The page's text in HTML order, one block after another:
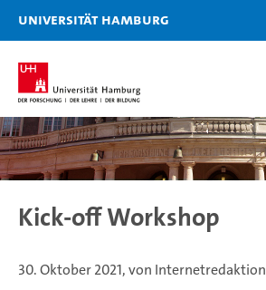
Universität Hamburg
Kick-off Workshop
30. Oktober 2021, von Internetredaktion